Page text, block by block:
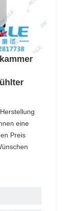
eine
Preis